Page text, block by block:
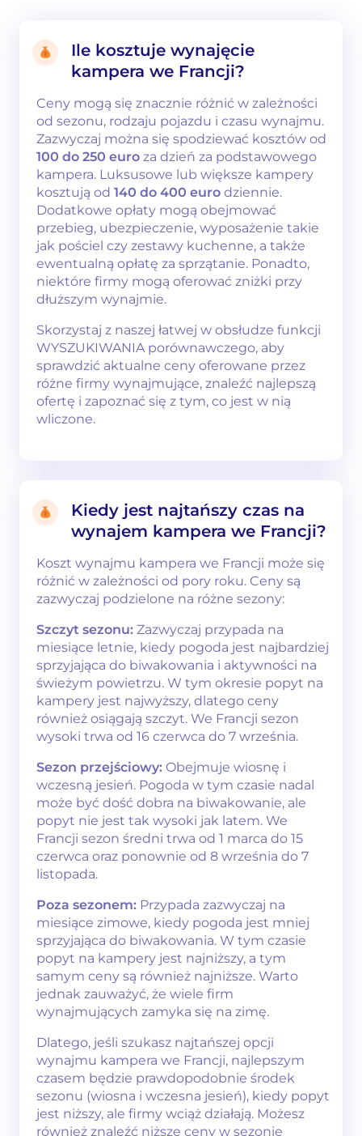
Ile kosztuje wynajęcie
kampera we Francji?
Ceny mogą się znacznie różnić w zależności
od sezonu, rodzaju pojazdu i czasu wynajmu.
Zazwyczaj można się spodziewać kosztów od
100 do 250 euro za dzień za podstawowego
kampera. Luksusowe lub większe kampery
kosztują od 140 do 400 euro dziennie.
Dodatkowe opłaty mogą obejmować
przebieg, ubezpieczenie, wyposażenie takie
jak pościel czy zestawy kuchenne, a także
ewentualną opłatę za sprzątanie. Ponadto,
niektóre firmy mogą oferować zniżki przy
dłuższym wynajmie.
Skorzystaj z naszej łatwej w obsłudze funkcji
WYSZUKIWANIA porównawczego, aby
sprawdzić aktualne ceny oferowane przez
różne firmy wynajmujące, znaleźć najlepszą
ofertę i zapoznać się z tym, co jest w nią
wliczone.
Kiedy jest najtańszy czas na
wynajem kampera we Francji?
Koszt wynajmu kampera we Francji może się
różnić w zależności od pory roku. Ceny są
zazwyczaj podzielone na różne sezony:
Szczyt sezonu: Zazwyczaj przypada na
miesiące letnie, kiedy pogoda jest najbardziej
sprzyjająca do biwakowania i aktywności na
świeżym powietrzu. W tym okresie popyt na
kampery jest najwyższy, dlatego ceny
również osiągają szczyt. We Francji sezon
wysoki trwa od 16 czerwca do 7 września.
Sezon przejściowy: Obejmuje wiosnę i
wczesną jesień. Pogoda w tym czasie nadal
może być dość dobra na biwakowanie, ale
popyt nie jest tak wysoki jak latem. We
Francji sezon średni trwa od 1 marca do 15
czerwca oraz ponownie od 8 września do 7
listopada.
Poza sezonem: Przypada zazwyczaj na
miesiące zimowe, kiedy pogoda jest mniej
sprzyjająca do biwakowania. W tym czasie
popyt na kampery jest najniższy, a tym
samym ceny są również najniższe. Warto
jednak zauważyć, że wiele firm
wynajmujących zamyka się na zimę.
Dlatego, jeśli szukasz najtańszej opcji
wynajmu kampera we Francji, najlepszym
czasem będzie prawdopodobnie środek
sezonu (wiosna i wczesna jesień), kiedy popyt
jest niższy, ale firmy wciąż działają. Możesz
również znaleźć niższe ceny w sezonie